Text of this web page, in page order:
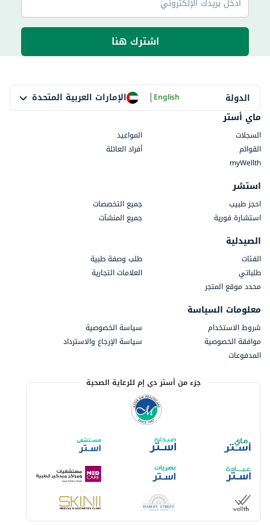
اشترك هنا
الدولة الإمارات العربية المتحدة |English
ماي أستر
السجلات
المواعيد
القوائم
أفراد العائلة
myWellth
استشر
احجز طبيب
جميع التخصصات
استشارة فورية
جميع المنشآت
الصيدلية
الفئات
طلب وصفة طبية
طلباتي
العلامات التجارية
محدد موقع المتجر
معلومات السياسة
شروط الاستخدام
سياسة الخصوصية
موافقة الخصوصية
سياسة الإرجاع والاسترداد
المدفوعات
جزء من أستر دي إم للرعاية الصحية